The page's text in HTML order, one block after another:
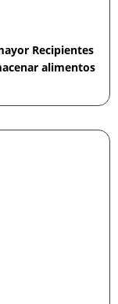
Recipientes
alimentos